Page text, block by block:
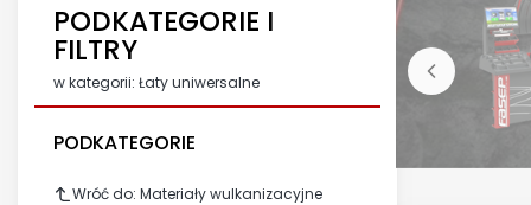
PODKATEGORIE I
FILTRY
w kategorii: Łaty uniwersalne
PODKATEGORIE
Wróć do: Materiały wulkanizacyjne